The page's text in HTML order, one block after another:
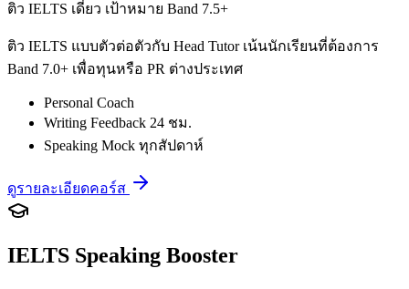
ติว IELTS เดี่ยว เป้าหมาย Band 7.5+
ติว IELTS แบบตัวต่อตัวกับ Head Tutor เน้นนักเรียนที่ต้องการ
Band 7.0+ เพื่อทุนหรือ PR ต่างประเทศ
Personal Coach
Writing Feedback 24 ชม.
Speaking Mock ทุกสัปดาห์
ดูรายละเอียดคอร์ส
IELTS Speaking Booster